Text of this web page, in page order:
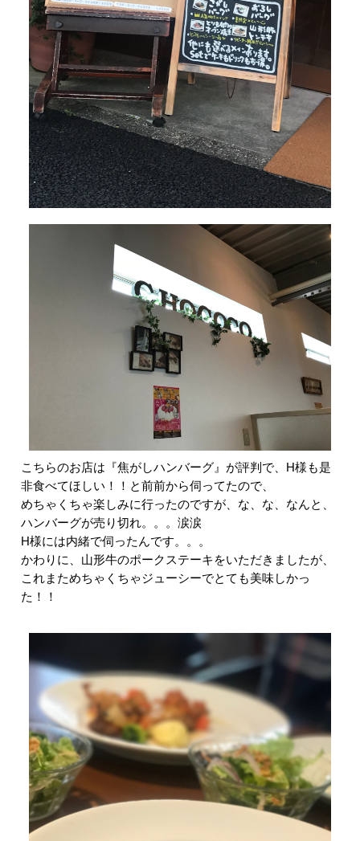
こちらのお店は『焦がしハンバーグ』が評判で、H様も是
非食べてほしい！！と前前から伺ってたので、
めちゃくちゃ楽しみに行ったのですが、な、な、なんと、
ハンバーグが売り切れ。。。涙涙
H様には内緒で伺ったんです。。。
かわりに、山形牛のポークステーキをいただきましたが、
これまためちゃくちゃジューシーでとても美味しかっ
た！！